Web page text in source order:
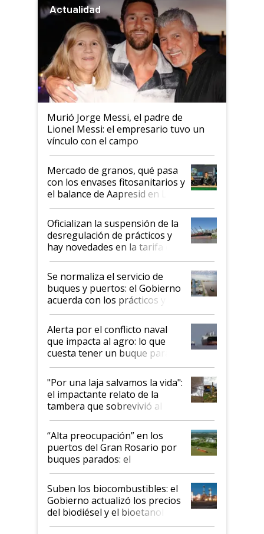
Actualidad
Murió Jorge Messi, el padre de
Lionel Messi: el empresario tuvo un
vínculo con el campo
Mercado de granos, qué pasa
con los envases fitosanitarios y
el balance de Aapresid en La
Posta
Oficializan la suspensión de la
desregulación de prácticos y
hay novedades en la tarifa de
la hidrovía
Se normaliza el servicio de
buques y puertos: el Gobierno
acuerda con los prácticos y
suspende el decreto de
desregulación
Alerta por el conflicto naval
que impacta al agro: lo que
cuesta tener un buque parado
y el peligro de que Argentina
pase a ser "país sucio"
"Por una laja salvamos la vida":
el impactante relato de la
tambera que sobrevivió al
tornado
“Alta preocupación” en los
puertos del Gran Rosario por
buques parados: el
funcionamiento de las
exportadoras en tensión tras
la medida de fuerza de los
prácticos
Suben los biocombustibles: el
Gobierno actualizó los precios
del biodiésel y el bioetanol